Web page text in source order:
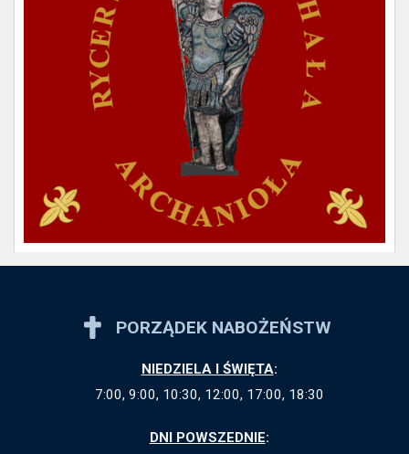
PORZĄDEK NABOŻEŃSTW
NIEDZIELA I ŚWIĘTA:
7:00, 9:00, 10:30, 12:00, 17:00, 18:30
DNI POWSZEDNIE: